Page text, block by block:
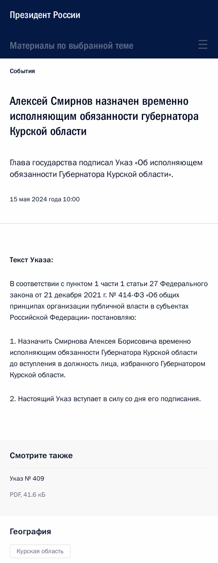
Президент России
Материалы по выбранной теме
События
Алексей Смирнов назначен временно
исполняющим обязанности губернатора
Курской области
Глава государства подписал Указ «Об исполняющем
обязанности Губернатора Курской области».
15 мая 2024 года 10:00
Текст Указа:
В соответствии с пунктом 1 части 1 статьи 27 Федерального
закона от 21 декабря 2021 г. № 414-ФЗ «Об общих
принципах организации публичной власти в субъектах
Российской Федерации» постановляю:
1. Назначить Смирнова Алексея Борисовича временно
исполняющим обязанности Губернатора Курской области
до вступления в должность лица, избранного Губернатором
Курской области.
2. Настоящий Указ вступает в силу со дня его подписания.
Смотрите также
Указ № 409
PDF,41.6 кБ
География
Курская область